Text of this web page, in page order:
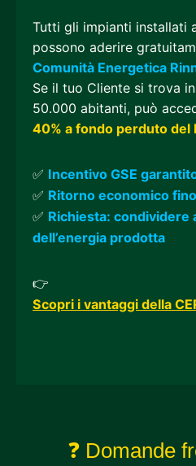
Tutti gli impianti installati
possono aderire
Comunità Energetica
Se il tuo Cliente si trova
50.000 abitanti, può
40% a fondo perduto del
✅ Incentivo GSE
✅ Ritorno economico
✅ Richiesta: condividere
dell’energia prodotta
👉
Scopri i vantaggi della
❓ Domande